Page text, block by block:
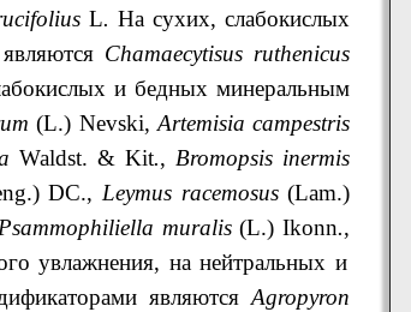
L.На сухих, слабокислых
Chamaecytisus ruthenicus
и бедных минеральным
(L.) Nevski, Artemisia campestris
Waldst. & Kit., Bromopsis inermis
DC., Leymus racemosus(Lam.)
Psammophiliella muralis(L.) Ikonn.,
увлажнения, на нейтральных и
являютсяAgropyron